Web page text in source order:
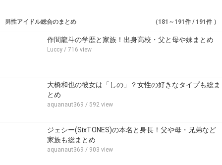
男性アイドル総合のまとめ （181～191件 / 191件 ）
作間龍斗の学歴と家族！出身高校・父と母や妹まとめ
Luccy / 716 view
大橋和也の彼女は「しの」？女性の好きなタイプも総ま
とめ
aquanaut369 / 592 view
ジェシー(SixTONES)の本名と身長！父や母・兄弟など
家族も総まとめ
aquanaut369 / 903 view